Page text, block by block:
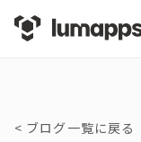
< ブログ一覧に戻る